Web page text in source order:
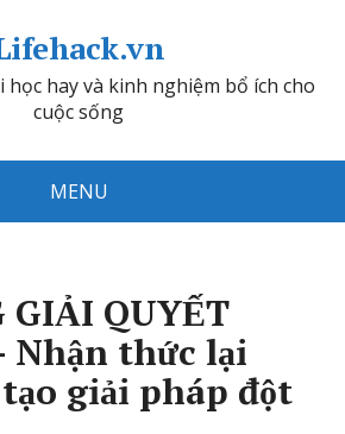
học hay và kinh nghiệm bổ ích cho
cuộc sống
MENU
GIẢI QUYẾT
Nhận thức lại
tạo giải pháp đột